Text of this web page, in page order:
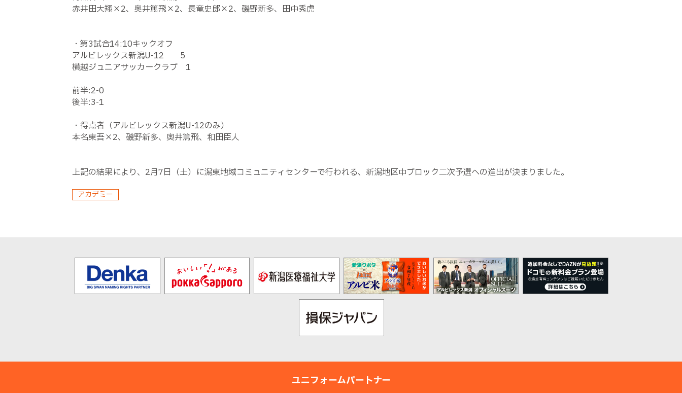
赤井田大翔×2、奥井篤飛×2、長竜史郎×2、磯野新多、田中秀虎
・第3試合14:10キックオフ
アルビレックス新潟U-12
5
横越ジュニアサッカークラブ 1
前半:2-0
後半:3-1
・得点者（アルビレックス新潟U-12のみ）
本名東吾×2、磯野新多、奥井篤飛、和田臣人
上記の結果により、 2月7日（土）に潟東地域コミュニティセンターで行われる、新潟地区中ブロック二次予選への進出が決まりました。
アカデミー
ユニフォームパートナー